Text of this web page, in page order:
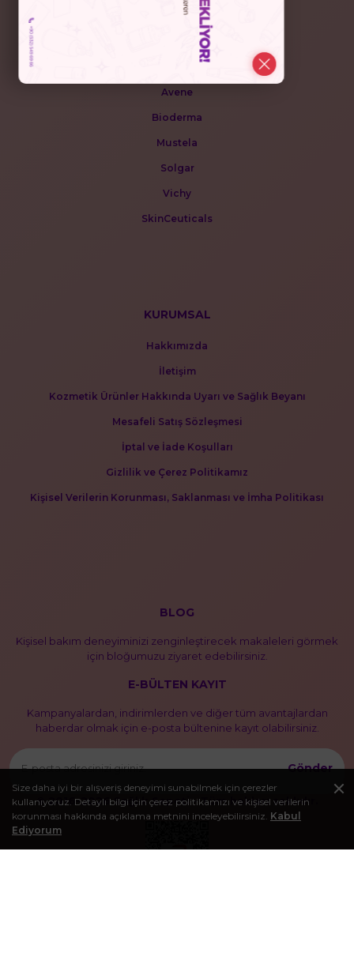
Size daha iyi bir alışveriş deneyimi sunabilmek için çerezler
kullanıyoruz. Detaylı bilgi için çerez politikamızı ve kişisel verilerin
korunması hakkında açıklama metnini inceleyebilirsiniz. Kabul
Ediyorum
Collavita
Avene
Bioderma
Mustela
Solgar
Vichy
SkinCeuticals
KURUMSAL
Hakkımızda
İletişim
Kozmetik Ürünler Hakkında Uyarı ve Sağlık Beyanı
Mesafeli Satış Sözleşmesi
İptal ve İade Koşulları
Gizlilik ve Çerez Politikamız
Kişisel Verilerin Korunması, Saklanması ve İmha Politikası
BLOG
Kişisel bakım deneyiminizi zenginleştirecek makaleleri görmek
için bloğumuzu ziyaret edebilirsiniz.
E-BÜLTEN KAYIT
Kampanyalardan, indirimlerden ve diğer tüm avantajlardan
haberdar olmak için e-posta bültenine kayıt olabilirsiniz.
Gönder
© 2016-2026 Sağlık Sepeti - Tüm hakları saklıdır.